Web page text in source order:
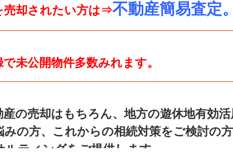
売却されたい方は⇒不動産簡易査定。
未公開物件多数みれます。
産の売却はもちろん、地方の遊休地有効
みの方、これからの相続対策をご検討の
ルティングをご提供します。